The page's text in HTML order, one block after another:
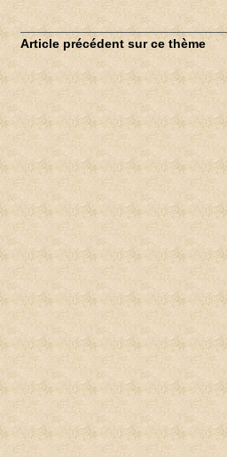
Article précédent sur ce thème